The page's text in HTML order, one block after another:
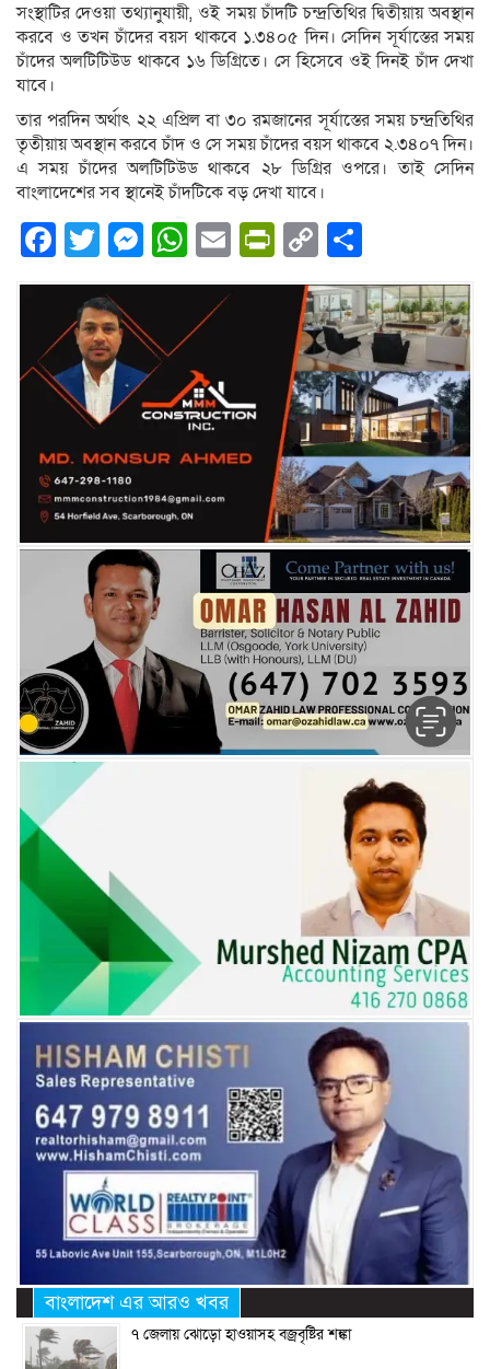
সংস্থাটির দেওয়া তথ্যানুযায়ী, ওই সময় চাঁদটি চন্দ্রতিথির দ্বিতীয়ায় অবস্থান
করবে ও তখন চাঁদের বয়স থাকবে ১.৩৪০৫ দিন। সেদিন সূর্যাস্তের সময়
চাঁদের অলটিটিউড থাকবে ১৬ ডিগ্রিতে। সে হিসেবে ওই দিনই চাঁদ দেখা
যাবে।
তার পরদিন অর্থাৎ ২২ এপ্রিল বা ৩০ রমজানের সূর্যাস্তের সময় চন্দ্রতিথির
তৃতীয়ায় অবস্থান করবে চাঁদ ও সে সময় চাঁদের বয়স থাকবে ২.৩৪০৭ দিন।
এ সময় চাঁদের অলটিটিউড থাকবে ২৮ ডিগ্রির ওপরে। তাই সেদিন
বাংলাদেশের সব স্থানেই চাঁদটিকে বড় দেখা যাবে।
Facebook
Twitter
Messenger
WhatsApp
EmailPrintFriendly
Copy
Link
বাংলাদেশ এর আরও খবর
৭ জেলায় ঝোড়ো হাওয়াসহ বজ্রবৃষ্টির শঙ্কা